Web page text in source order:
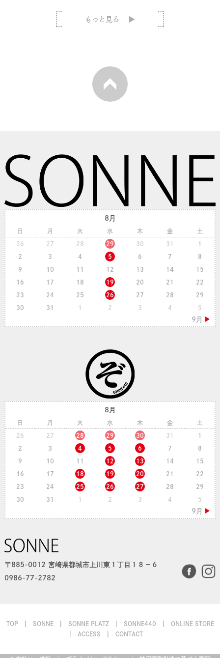
もっと見る
8月
日 月 火 水 木 金 土
26 27 28 29 30 31 1
2 3 4 5 6 7 8
9 10 11 12 13 14 15
16 17 18 19 20 21 22
23 24 25 26 27 28 29
30 31 1 2 3 4 5
8月
日 月 火 水 木 金 土
26 27 28 29 30 31 1
2 3 4 5 6 7 8
9 10 11 12 13 14 15
16 17 18 19 20 21 22
23 24 25 26 27 28 29
30 31 1 2 3 4 5
〒885-0012 宮崎県都城市上川東１丁目１８−６
0986-77-2782
TOP SONNE SONNE PLATZ SONNE440
ONLINE STORE
ACCESS
CONTACT